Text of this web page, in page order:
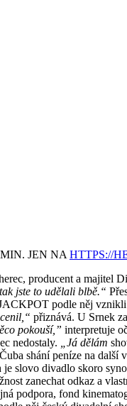
JEN NA ⁠HTTPS://
producent a majitel
jste to udělali blbě.“
podle něj
přiznává. U Srnek
pokouší,” interpretuje
nedostaly.
„Já dělám
shání peníze na
slovo divadlo skoro
zanechat odkaz a
podpora, fond